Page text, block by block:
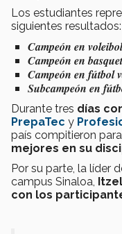
Los estudiantes
siguientes resultados:
Campeón en
Campeón en
Campeón en fútbol
Subcampeón en
Durante tres días
PrepaTec y
país compitieron
mejores en su
Por su parte, la líder
campus Sinaloa,
con los